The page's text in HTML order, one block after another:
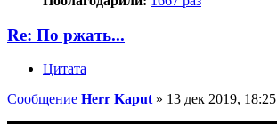
Re: По ржать...
Цитата
Сообщение Herr Kaput » 13 дек 2019, 18:25